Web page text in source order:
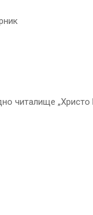
читалище „Христо